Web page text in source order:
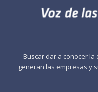
Buscar dar a conocer la
generan las empresas y